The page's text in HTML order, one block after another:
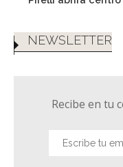
NEWSLETTER
Recibe en tu